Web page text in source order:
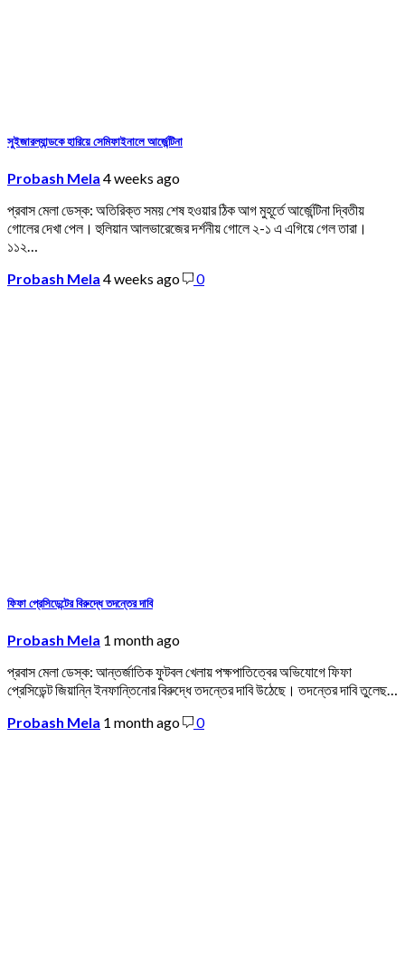
সুইজারল্যান্ডকে হারিয়ে সেমিফাইনালে আর্জেন্টিনা
Probash Mela 4 weeks ago
প্রবাস মেলা ডেস্ক: অতিরিক্ত সময় শেষ হওয়ার ঠিক আগ মুহূর্তে আর্জেন্টিনা দ্বিতীয়
গোলের দেখা পেল। হুলিয়ান আলভারেজের দর্শনীয় গোলে ২-১ এ এগিয়ে গেল তারা।
১১২…
Probash Mela 4 weeks ago 0
ফিফা প্রেসিডেন্টের বিরুদ্ধে তদন্তের দাবি
Probash Mela 1 month ago
প্রবাস মেলা ডেস্ক: আন্তর্জাতিক ফুটবল খেলায় পক্ষপাতিত্বের অভিযোগে ফিফা
প্রেসিডেন্ট জিয়ান্নি ইনফান্তিনোর বিরুদ্ধে তদন্তের দাবি উঠেছে। তদন্তের দাবি তুলেছ…
Probash Mela 1 month ago 0